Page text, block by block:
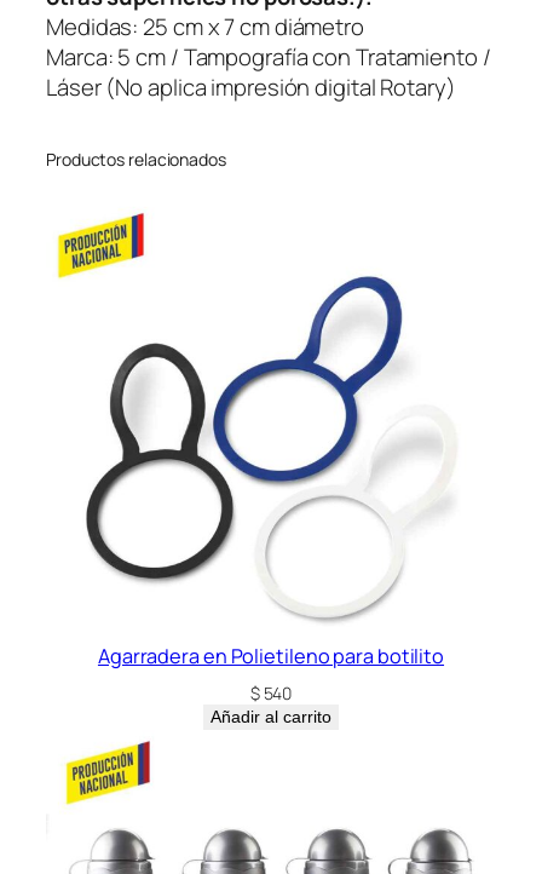
n
t
i
d
Medidas: 25 cm x 7 cm diámetro
Marca: 5 cm / Tampografía con Tratamiento /
Láser (No aplica impresión digital Rotary)
Productos relacionados
Agarradera en Polietileno para botilito
$540
Añadir al carrito